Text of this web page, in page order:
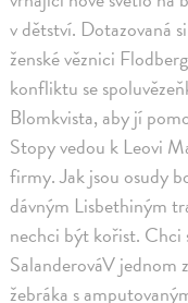
v dětství. Dotazovaná
ženské věznici
konfliktu se
Blomkvista, aby jí
Stopy vedou k Leovi
firmy. Jak jsou osudy
dávným Lisbethiným
nechci být kořist. Chci
SalanderováV jednom
žebráka s